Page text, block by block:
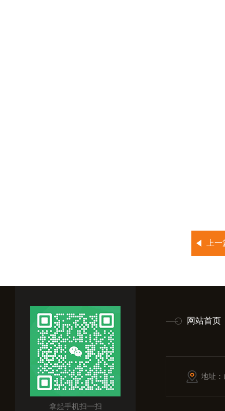
上
拿起手机扫一扫
网站首页
地址